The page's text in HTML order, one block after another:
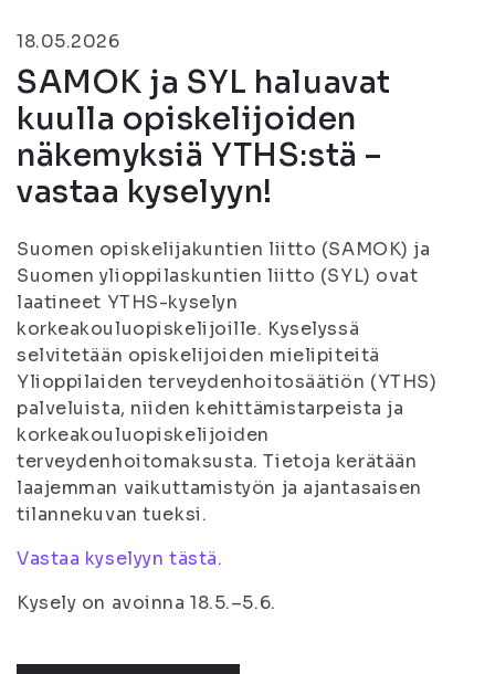
18.05.2026
SAMOK ja SYL haluavat
kuulla opiskelijoiden
näkemyksiä YTHS:stä –
vastaa kyselyyn!
Suomen opiskelijakuntien liitto (SAMOK) ja
Suomen ylioppilaskuntien liitto (SYL) ovat
laatineet YTHS-kyselyn
korkeakouluopiskelijoille. Kyselyssä
selvitetään opiskelijoiden mielipiteitä
Ylioppilaiden terveydenhoitosäätiön (YTHS)
palveluista, niiden kehittämistarpeista ja
korkeakouluopiskelijoiden
terveydenhoitomaksusta. Tietoja kerätään
laajemman vaikuttamistyön ja ajantasaisen
tilannekuvan tueksi.
Vastaa kyselyyn tästä.
Kysely on avoinna 18.5.–5.6.